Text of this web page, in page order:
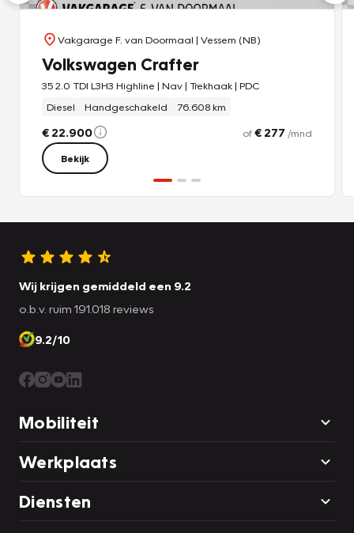
Vakgarage F. van Doormaal | Vessem (NB)
Volkswagen Crafter
35 2.0 TDI L3H3 Highline | Nav | Trekhaak | PDC
Diesel
Handgeschakeld 76.608 km
€ 22.900 of€ 277 /mnd
Bekijk
Wij krijgen gemiddeld een 9.2
o.b.v. ruim 191.018 reviews
9.2/10
Mobiliteit
Werkplaats
Diensten